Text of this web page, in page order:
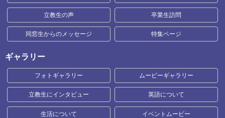
立教生の声 卒業生訪問
同窓生からのメッセージ 特集ページ
ギャラリー
フォトギャラリー ムービーギャラリー
立教生にインタビュー 英語について
生活について イベントムービー